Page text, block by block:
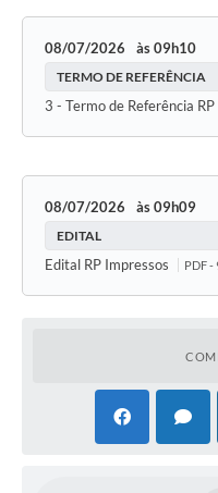
08/07/2026 09h10
TERMO DE REFERÊNCIA
3 - Termo de Referência
08/07/2026 09h09
EDITAL
Edital RP Impressos PDF -